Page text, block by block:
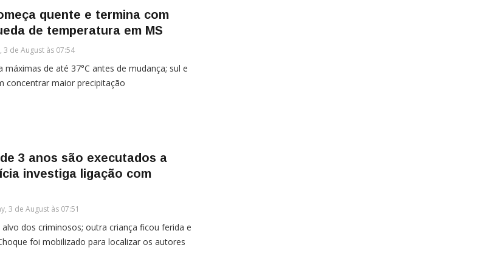
quente e termina com
de temperatura em MS
3 de August às 07:54
máximas de até 37°C antes de mudança; sul e
concentrar maior precipitação
3 anos são executados a
investiga ligação com
3 de August às 07:51
dos criminosos; outra criança ficou ferida e
foi mobilizado para localizar os autores